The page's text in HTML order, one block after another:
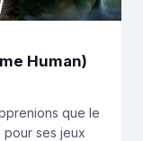
Human)
que le
pour ses jeux